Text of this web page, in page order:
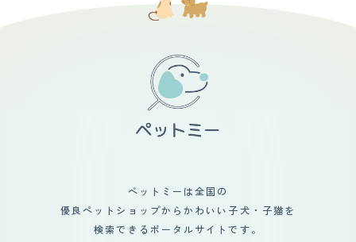
象は綺麗な顔のおっとり大人しい子だなぁと思いました。
不安だったことは特にはありません。ただ子犬のうちはト
に困ったことはありませんが、旅行などで家を空けること
ができないので旅行には行きづらくなりました。
カットはしませんが、数ヶ月に一度、爪や歯磨きなどのケ
【鳴き声】 甲高い声ですが、無駄吠えをあまりしないの
で困ったりはしていません。 外に出てトイレをしたい時
に吠えますが、それほど大きな声で鳴く訳ではないです。
夜中に鳴くこともないので、ご近所に迷惑はあまりかけて
も我慢強い犬です。でも、人懐こく、優しい穏やかな性格
たのがとても印象的でしたが、今は毎日元気いっぱい楽し
く暮らしています。私が悲しんでいると、そっと近くに来
て、膝の上に乗って慰めてくれているかのようにじっとし
ていてくれます。
ペットミーは全国の
優良ペットショップからかわいい子犬・子猫を
検索できるポータルサイトです。